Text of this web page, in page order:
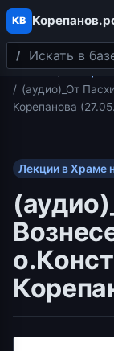
Перейти к
КВ
Поиск
Главная
Лекции
(аудио)_От
Корепанова
Лекции в Храме